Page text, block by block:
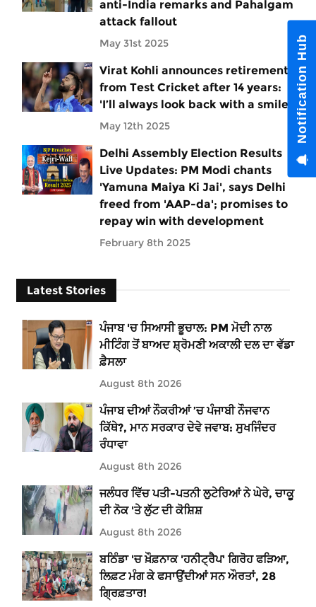
anti-India remarks and Pahalgam
attack fallout
May 31st 2025
Virat Kohli announces retirement
from Test Cricket after 14 years:
'I’ll always look back with a smile'
May 12th 2025
Delhi Assembly Election Results
Live Updates: PM Modi chants
'Yamuna Maiya Ki Jai', says Delhi
freed from 'AAP-da'; promises to
repay win with development
February 8th 2025
Latest Stories
ਪੰਜਾਬ 'ਚ ਸਿਆਸੀ ਭੂਚਾਲ: PM ਮੋਦੀ ਨਾਲ
ਮੀਟਿੰਗ ਤੋਂ ਬਾਅਦ ਸ਼੍ਰੋਮਣੀ ਅਕਾਲੀ ਦਲ ਦਾ ਵੱਡਾ
ਫ਼ੈਸਲਾ
August 8th 2026
ਪੰਜਾਬ ਦੀਆਂ ਨੌਕਰੀਆਂ ’ਚ ਪੰਜਾਬੀ ਨੌਜਵਾਨ
ਕਿੱਥੇ?, ਮਾਨ ਸਰਕਾਰ ਦੇਵੇ ਜਵਾਬ: ਸੁਖਜਿੰਦਰ
ਰੰਧਾਵਾ
August 8th 2026
ਜਲੰਧਰ ਵਿੱਚ ਪਤੀ-ਪਤਨੀ ਲੁਟੇਰਿਆਂ ਨੇ ਘੇਰੇ, ਚਾਕੂ
ਦੀ ਨੋਕ 'ਤੇ ਲੁੱਟ ਦੀ ਕੋਸ਼ਿਸ਼
August 8th 2026
ਬਠਿੰਡਾ 'ਚ ਖ਼ੌਫ਼ਨਾਕ 'ਹਨੀਟ੍ਰੈਪ' ਗਿਰੋਹ ਫੜਿਆ,
ਲਿਫ਼ਟ ਮੰਗ ਕੇ ਫਸਾਉਂਦੀਆਂ ਸਨ ਔਰਤਾਂ, 28
ਗ੍ਰਿਫ਼ਤਾਰ!
Notification Hub